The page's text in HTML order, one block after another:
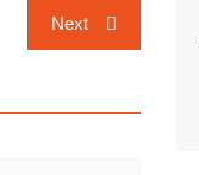
Next